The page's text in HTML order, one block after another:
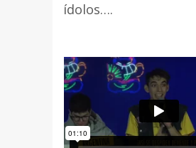
ídolos….